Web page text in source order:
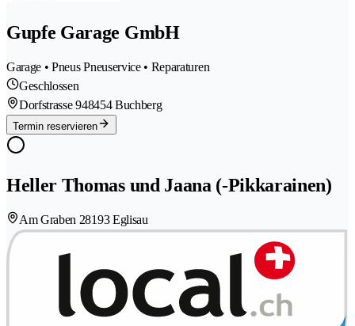
Gupfe Garage GmbH
Garage • Pneus Pneuservice • Reparaturen
Geschlossen
Dorfstrasse 948454 Buchberg
Termin reservieren
Heller Thomas und Jaana (-Pikkarainen)
Am Graben 28193 Eglisau